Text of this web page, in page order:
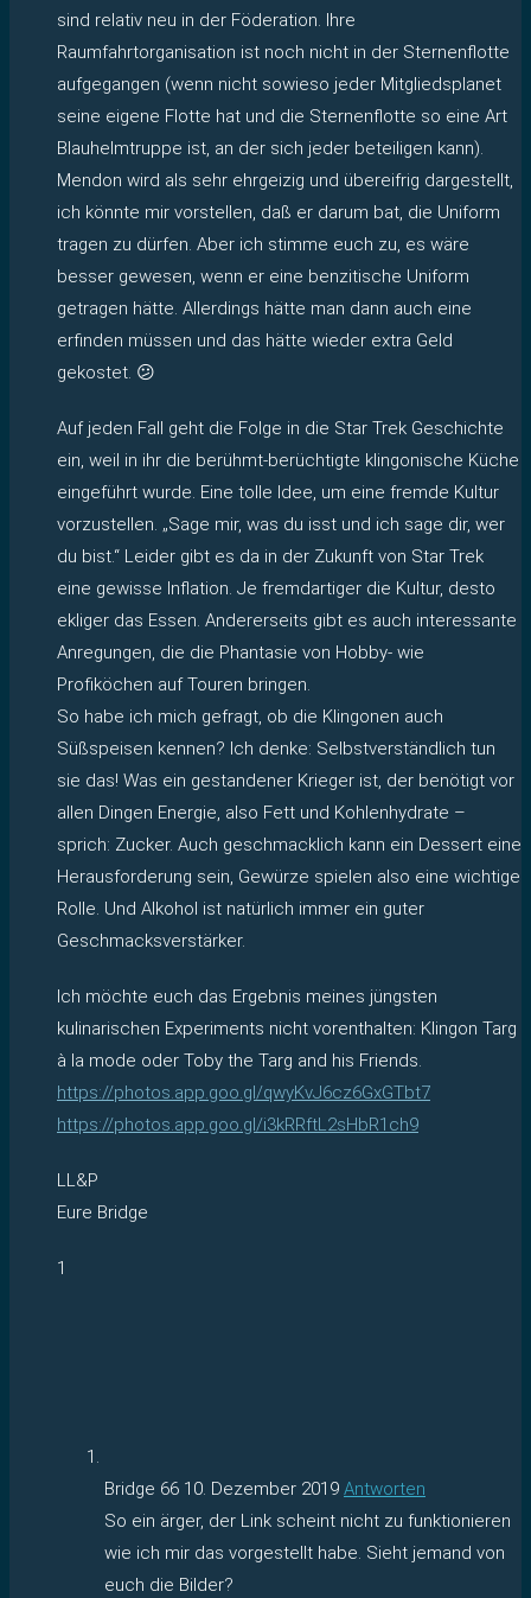
sind relativ neu in der Föderation. Ihre
Raumfahrtorganisation ist noch nicht in der Sternenflotte
aufgegangen (wenn nicht sowieso jeder Mitgliedsplanet
seine eigene Flotte hat und die Sternenflotte so eine Art
Blauhelmtruppe ist, an der sich jeder beteiligen kann).
Mendon wird als sehr ehrgeizig und übereifrig dargestellt,
ich könnte mir vorstellen, daß er darum bat, die Uniform
tragen zu dürfen. Aber ich stimme euch zu, es wäre
besser gewesen, wenn er eine benzitische Uniform
getragen hätte. Allerdings hätte man dann auch eine
erfinden müssen und das hätte wieder extra Geld
gekostet. 😕
Auf jeden Fall geht die Folge in die Star Trek Geschichte
ein, weil in ihr die berühmt-berüchtigte klingonische Küche
eingeführt wurde. Eine tolle Idee, um eine fremde Kultur
vorzustellen. „Sage mir, was du isst und ich sage dir, wer
du bist.“ Leider gibt es da in der Zukunft von Star Trek
eine gewisse Inflation. Je fremdartiger die Kultur, desto
ekliger das Essen. Andererseits gibt es auch interessante
Anregungen, die die Phantasie von Hobby- wie
Profiköchen auf Touren bringen.
So habe ich mich gefragt, ob die Klingonen auch
Süßspeisen kennen? Ich denke: Selbstverständlich tun
sie das! Was ein gestandener Krieger ist, der benötigt vor
allen Dingen Energie, also Fett und Kohlenhydrate –
sprich: Zucker. Auch geschmacklich kann ein Dessert eine
Herausforderung sein, Gewürze spielen also eine wichtige
Rolle. Und Alkohol ist natürlich immer ein guter
Geschmacksverstärker.
Ich möchte euch das Ergebnis meines jüngsten
kulinarischen Experiments nicht vorenthalten: Klingon Targ
à la mode oder Toby the Targ and his Friends.
https://photos.app.goo.gl/qwyKvJ6cz6GxGTbt7
https://photos.app.goo.gl/i3kRRftL2sHbR1ch9
LL&P
Eure Bridge
1
Bridge 66 10. Dezember 2019 Antworten
So ein ärger, der Link scheint nicht zu funktionieren
wie ich mir das vorgestellt habe. Sieht jemand von
euch die Bilder?